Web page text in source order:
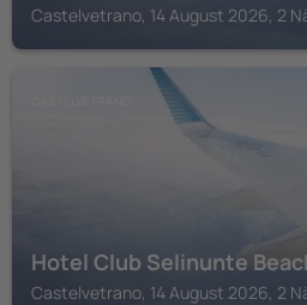
Castelvetrano, 14 August 2026, 2
Hotel Club Selinunte
Castelvetrano, 14 August 2026, 2